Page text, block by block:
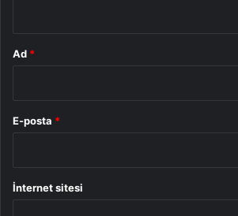
Ad *
E-posta *
İnternet sitesi